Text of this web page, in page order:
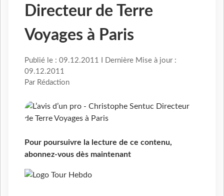
Directeur de Terre
Voyages à Paris
Publié le : 09.12.2011 I Dernière Mise à jour :
09.12.2011
Par Rédaction
Pour poursuivre la lecture de ce contenu,
abonnez-vous dès maintenant